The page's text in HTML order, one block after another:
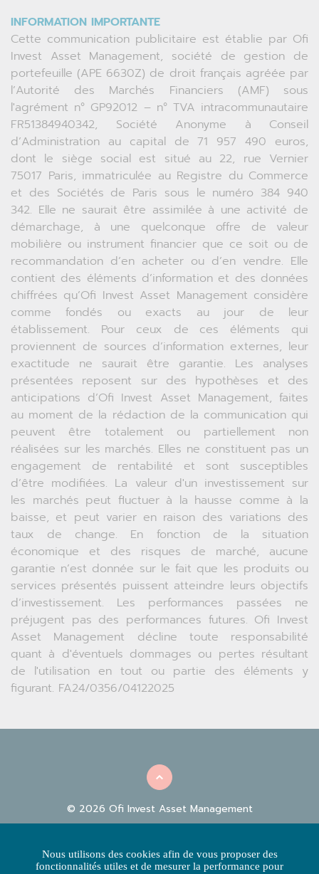
INFORMATION IMPORTANTE
Cette communication publicitaire est établie par Ofi
Invest Asset Management, société de gestion de
portefeuille (APE 6630Z) de droit français agréée par
l’Autorité des Marchés Financiers (AMF) sous
l'agrément n° GP92012 – n° TVA intracommunautaire
FR51384940342, Société Anonyme à Conseil
d’Administration au capital de 71 957 490 euros,
dont le siège social est situé au 22, rue Vernier
75017 Paris, immatriculée au Registre du Commerce
et des Sociétés de Paris sous le numéro 384 940
342. Elle ne saurait être assimilée à une activité de
démarchage, à une quelconque offre de valeur
mobilière ou instrument financier que ce soit ou de
recommandation d’en acheter ou d’en vendre. Elle
contient des éléments d’information et des données
chiffrées qu’Ofi Invest Asset Management considère
comme fondés ou exacts au jour de leur
établissement. Pour ceux de ces éléments qui
proviennent de sources d’information externes, leur
exactitude ne saurait être garantie. Les analyses
présentées reposent sur des hypothèses et des
anticipations d’Ofi Invest Asset Management, faites
au moment de la rédaction de la communication qui
peuvent être totalement ou partiellement non
réalisées sur les marchés. Elles ne constituent pas un
engagement de rentabilité et sont susceptibles
d’être modifiées. La valeur d'un investissement sur
les marchés peut fluctuer à la hausse comme à la
baisse, et peut varier en raison des variations des
taux de change. En fonction de la situation
économique et des risques de marché, aucune
garantie n’est donnée sur le fait que les produits ou
services présentés puissent atteindre leurs objectifs
d’investissement. Les performances passées ne
préjugent pas des performances futures. Ofi Invest
Asset Management décline toute responsabilité
quant à d'éventuels dommages ou pertes résultant
de l'utilisation en tout ou partie des éléments y
figurant. FA24/0356/04122025
© 2026 Ofi Invest Asset Management
INFORMATIONS
D'UTILISATION DES COOKIES
|
POLITIQUE DE PROTECTION
Nous utilisons des cookies afin de vous proposer des
fonctionnalités utiles et de mesurer la performance pour